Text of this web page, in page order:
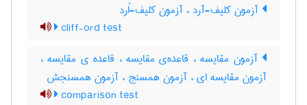
آزمون کلیف-آرد ، آزمون کلیف-اُرد
cliff-ord test
آزمون مقایسه ، قاعده‌ی مقایسه ، قاعده ی مقایسه ،
آزمون مقایسه ای ، آزمون همسنج ، آزمون همسنجش
comparison test